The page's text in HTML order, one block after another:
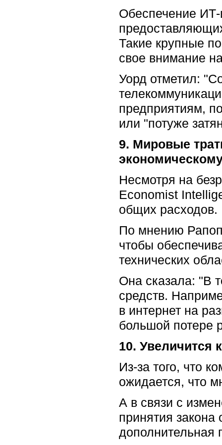
Обеспечение
Такие крупные
свое внимание
Уорд отметил:
предприятиям,
или "потуже
9. Мировые
Несмотря на
Economist
общих расходов.
По мнению
чтобы
технических
Она сказала: "В
средств.
в интернет на
большой потере
10. Увеличится
Из-за того, что
ожидается, что
А в связи с
принятия
дополнительная